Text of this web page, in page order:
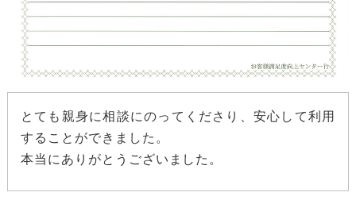
とても親身に相談にのってくださり、安心して利用
することができました。
本当にありがとうございました。